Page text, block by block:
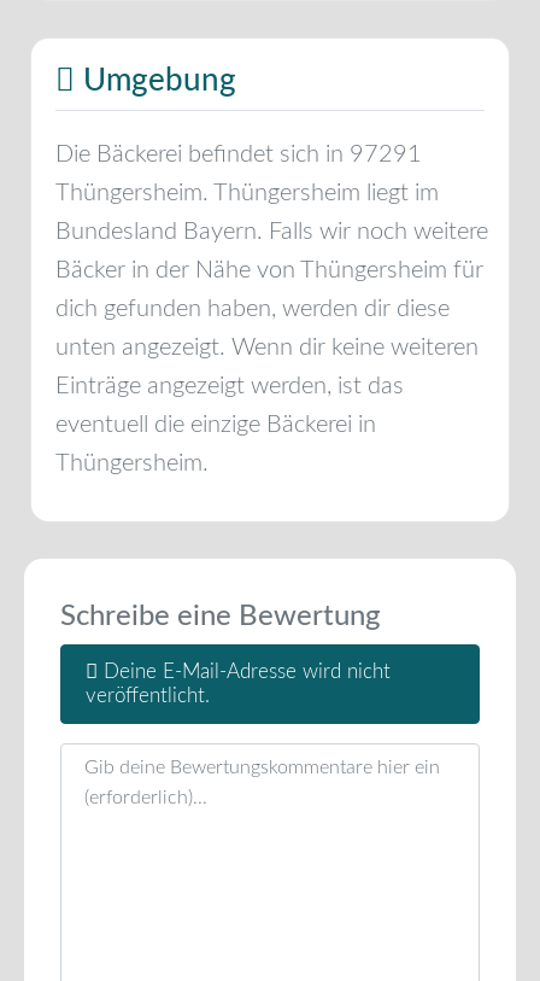
Umgebung
Die Bäckerei befindet sich in 97291
Thüngersheim. Thüngersheim liegt im
Bundesland Bayern. Falls wir noch weitere
Bäcker in der Nähe von Thüngersheim für
dich gefunden haben, werden dir diese
unten angezeigt. Wenn dir keine weiteren
Einträge angezeigt werden, ist das
eventuell die einzige Bäckerei in
Thüngersheim.
Schreibe eine Bewertung
Deine E-Mail-Adresse wird nicht
veröffentlicht.
Rezensionstext